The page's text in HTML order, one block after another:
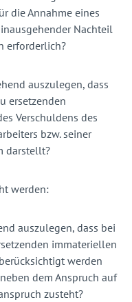
die Annahme eines
Nachteil
erforderlich?
auszulegen, dass
ersetzenden
Verschuldens des
bzw. seiner
darstellt?
werden:
auszulegen, dass bei
immateriellen
werden
dem Anspruch auf
zusteht?